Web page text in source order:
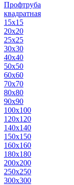
Профтруба
квадратная
15х15
20х20
25х25
30х30
40х40
50х50
60х60
70х70
80х80
90х90
100х100
120х120
140х140
150х150
160х160
180х180
200х200
250х250
300х300